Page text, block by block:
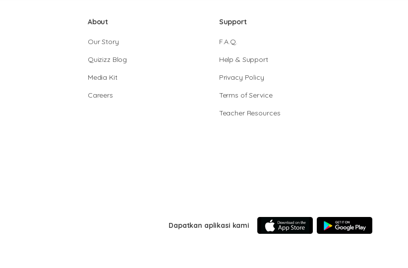
About
Our Story
Quizizz Blog
Media Kit
Careers
Support
F.A.Q.
Help & Support
Privacy Policy
Terms of Service
Teacher Resources
Dapatkan aplikasi kami